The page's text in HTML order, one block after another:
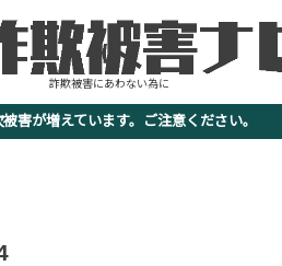
詐欺被害にあわない為に
被害が増えています。ご注意くださ